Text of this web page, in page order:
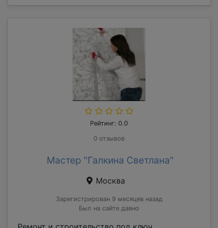
Рейтинг: 0.0
0 отзывов
Мастер "Галкина Светлана"
Москва
Зарегистрирован 9 месяцев назад
Был на сайте давно